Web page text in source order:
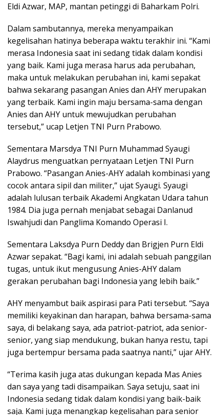
Eldi Azwar, MAP, mantan petinggi di Baharkam Polri.
Dalam sambutannya, mereka menyampaikan
kegelisahan hatinya beberapa waktu terakhir ini. “Kami
merasa Indonesia saat ini sedang tidak dalam kondisi
yang baik. Kami juga merasa harus ada perubahan,
maka untuk melakukan perubahan ini, kami sepakat
bahwa sekarang pasangan Anies dan AHY merupakan
yang terbaik. Kami ingin maju bersama-sama dengan
Anies dan AHY untuk mewujudkan perubahan
tersebut,” ucap Letjen TNI Purn Prabowo.
Sementara Marsdya TNI Purn Muhammad Syaugi
Alaydrus menguatkan pernyataan Letjen TNI Purn
Prabowo. “Pasangan Anies-AHY adalah kombinasi yang
cocok antara sipil dan militer,” ujat Syaugi. Syaugi
adalah lulusan terbaik Akademi Angkatan Udara tahun
1984. Dia juga pernah menjabat sebagai Danlanud
Iswahjudi dan Panglima Komando Operasi I.
Sementara Laksdya Purn Deddy dan Brigjen Purn Eldi
Azwar sepakat. “Bagi kami, ini adalah sebuah panggilan
tugas, untuk ikut mengusung Anies-AHY dalam
gerakan perubahan bagi Indonesia yang lebih baik.”
AHY menyambut baik aspirasi para Pati tersebut. “Saya
memiliki keyakinan dan harapan, bahwa bersama-sama
saya, di belakang saya, ada patriot-patriot, ada senior-
senior, yang siap mendukung, bukan hanya restu, tapi
juga bertempur bersama pada saatnya nanti,” ujar AHY.
“Terima kasih juga atas dukungan kepada Mas Anies
dan saya yang tadi disampaikan. Saya setuju, saat ini
Indonesia sedang tidak dalam kondisi yang baik-baik
saja. Kami juga menangkap kegelisahan para senior